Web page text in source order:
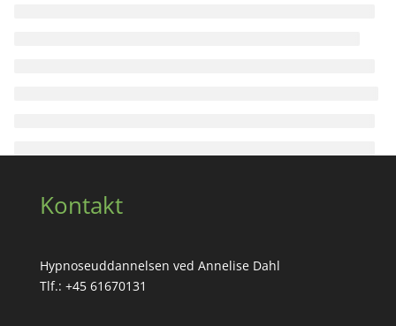
Kontakt
Hypnoseuddannelsen ved Annelise Dahl
Tlf.: +45 61670131